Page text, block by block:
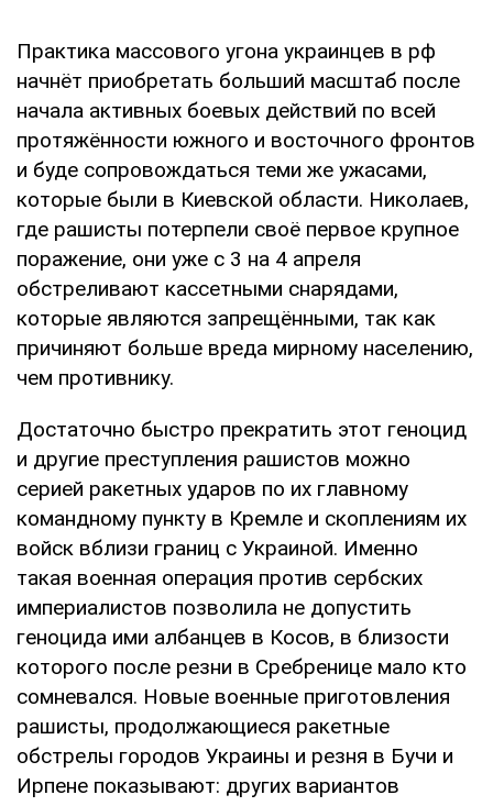
Практика массового угона украинцев в рф
начнёт приобретать больший масштаб после
начала активных боевых действий по всей
протяжённости южного и восточного фронтов
и буде сопровождаться теми же ужасами,
которые были в Киевской области. Николаев,
где рашисты потерпели своё первое крупное
поражение, они уже с 3 на 4 апреля
обстреливают кассетными снарядами,
которые являются запрещёнными, так как
причиняют больше вреда мирному населению,
чем противнику.
Достаточно быстро прекратить этот геноцид
и другие преступления рашистов можно
серией ракетных ударов по их главному
командному пункту в Кремле и скоплениям их
войск вблизи границ с Украиной. Именно
такая военная операция против сербских
империалистов позволила не допустить
геноцида ими албанцев в Косов, в близости
которого после резни в Сребренице мало кто
сомневался. Новые военные приготовления
рашисты, продолжающиеся ракетные
обстрелы городов Украины и резня в Бучи и
Ирпене показывают: других вариантов